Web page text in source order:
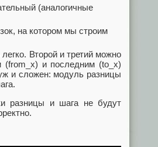
(аналогичные
на котором мы строим
Второй и третий можно
(from_x) и последним (to_x)
и сложен: модуль разницы
разницы и шага не будут